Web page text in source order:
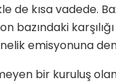
de kısa vadede.
bazındaki
emisyonuna
bir kuruluş